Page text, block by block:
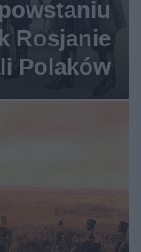
Rosjanie
Polaków